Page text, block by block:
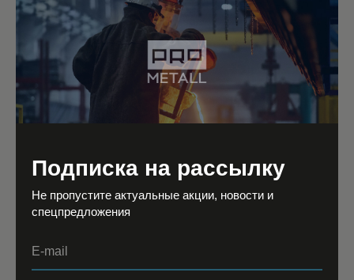
функционировать при естественных или
принудительных методах выброса дыма;
производить дожиг вредных веществ с повышением
экобезопасности и теплопроизводительности.
Принцип работы
Поддержание постоянного разрежения удерживает
наилучший КПД прибора, сохраняет на хорошем уровне
топлива при высоком теплоотделении и обеспечивает
плавность сгорания.
Подписка на рассылку
Не пропустите актуальные акции, новости и
спецпредложения
E-mail